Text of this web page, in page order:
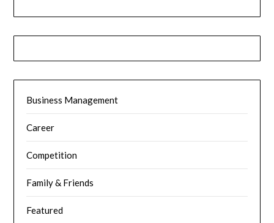
Business Management
Career
Competition
Family & Friends
Featured